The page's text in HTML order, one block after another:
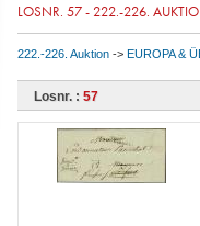
LOSNR. 57 - 222.-226.
222.-226. Auktion -> EUROPA &
Losnr. : 57